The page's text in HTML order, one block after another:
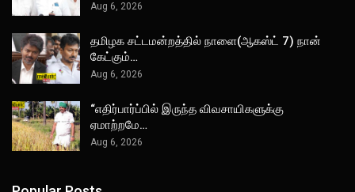
Aug 6, 2026
தமிழக சட்டமன்றத்தில் நாளை(ஆகஸ்ட் 7) நான்
கேட்கும்…
Aug 6, 2026
“எதிர்பார்ப்பில் இருந்த விவசாயிகளுக்கு
ஏமாற்றமே…
Aug 6, 2026